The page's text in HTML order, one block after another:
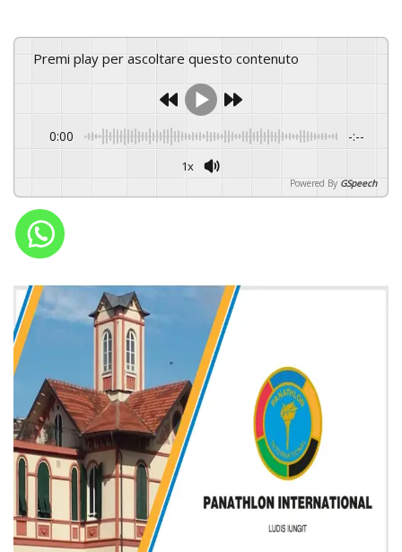
Premi play per ascoltare questo contenuto
0:00 -:--
1x
Powered By GSpeech